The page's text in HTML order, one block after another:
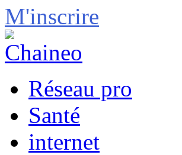
M'inscrire
Réseau pro
Santé
internet